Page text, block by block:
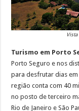
Vista
Turismo em Porto
Porto Seguro e nos
para desfrutar dias
região conta com 40
no posto de terceiro
Rio de Janeiro e São